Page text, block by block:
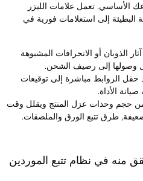
تعمل علامات الليزر
إلى استعلامات فورية في
الذوبان أو الانحرافات المشبوهة
إلى رصيف الشحن.
الروابط مباشرة إلى توقيعات
الأداة.
وحدات عزل المنتج ويقلل وقت
طرق تتبع الورق والملصقات.
في نظام تتبع الموردين